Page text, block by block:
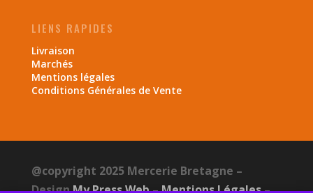
LIENS RAPIDES
Livraison
Marchés
Mentions légales
Conditions Générales de Vente
@copyright 2025 Mercerie Bretagne –
DesignMy Press Web–Mentions Légales–